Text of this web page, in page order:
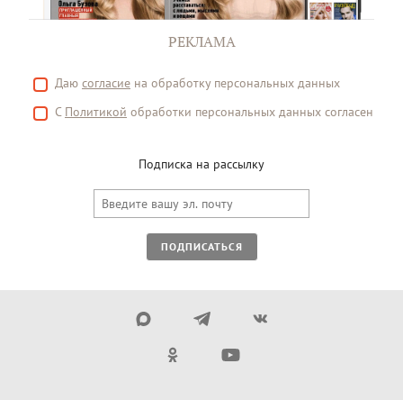
РЕКЛАМА
Даю согласие на обработку персональных данных
С Политикой обработки персональных данных согласен
Подписка на рассылку
ПОДПИСАТЬСЯ